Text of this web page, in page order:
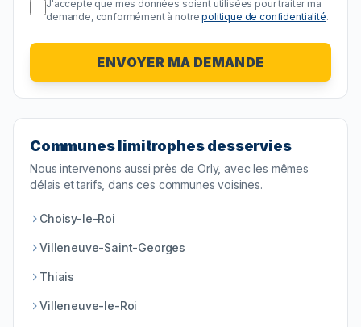
J'accepte que mes données soient utilisées pour traiter ma
demande, conformément à notre politique de confidentialité.
ENVOYER MA DEMANDE
Communes limitrophes desservies
Nous intervenons aussi près deOrly, avec les mêmes
délais et tarifs, dans ces communes voisines.
Choisy-le-Roi
Villeneuve-Saint-Georges
Thiais
Villeneuve-le-Roi